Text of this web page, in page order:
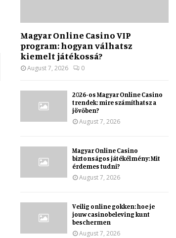
Magyar Online Casino VIP
program: hogyan válhatsz
kiemelt játékossá?
August 7, 2026 0
2026-os Magyar Online Casino
trendek: mire számíthatsz a
jövőben?
August 7, 2026
Magyar Online Casino
biztonságos játékélmény: Mit
érdemes tudni?
August 7, 2026
Veilig online gokken: hoe je
jouw casinobeleving kunt
beschermen
August 7, 2026